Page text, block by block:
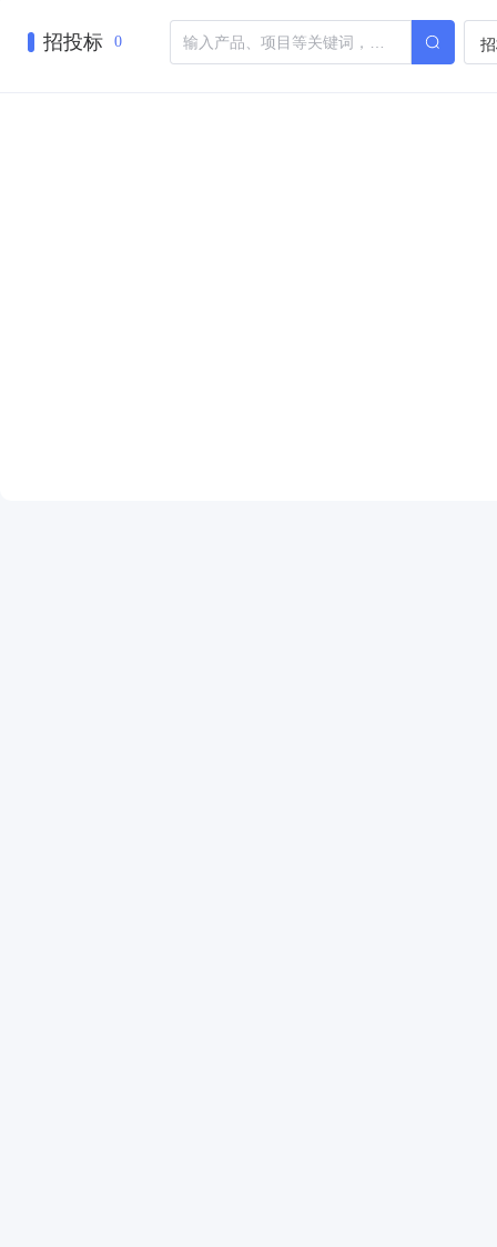
招投标 0